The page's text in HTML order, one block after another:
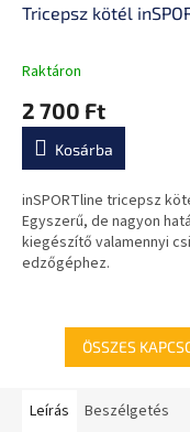
Tricepsz kötél
A
átlagos
értékelése
0,0
csillag.
Raktáron
2 700 Ft
Kosárba
inSPORTline tricepsz
Egyszerű, de nagyon
kiegészítő valamennyi
edzőgéphez.
ÖSSZES
Leírás Beszélgetés